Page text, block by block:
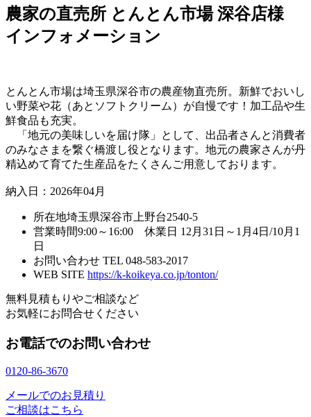
農家の直売所 とんとん市場 深谷店様
インフォメーション
とんとん市場は埼玉県深谷市の農産物直売所。新鮮でおいし
い野菜や花（あとソフトクリーム）が自慢です！加工品や生
鮮食品も充実。
「地元の美味しいを届け隊」として、出品者さんと消費者
のみなさまを繋ぐ橋渡し役となります。地元の農家さんが丹
精込めて育てた生産品をたくさんご用意しております。
納入日：2026年04月
所在地埼玉県深谷市上野台2540-5
営業時間9:00～16:00 休業日 12月31日～1月4日/10月1
日
お問い合わせ TEL 048-583-2017
WEB SITE https://k-koikeya.co.jp/tonton/
無料見積もりやご相談など
お気軽にお問合せください
お電話でのお問い合わせ
0120-86-3670
メールでのお見積り
ご相談はこちら